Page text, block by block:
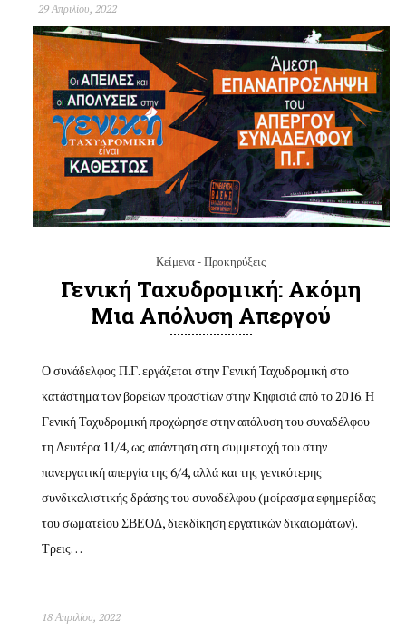
29 Απριλίου, 2022
Κείμενα - Προκηρύξεις
Γενική Ταχυδρομική: Ακόμη
Μια Απόλυση Απεργού
Ο συνάδελφος Π.Γ. εργάζεται στην Γενική Ταχυδρομική στο
κατάστημα των βορείων προαστίων στην Κηφισιά από το 2016. Η
Γενική Ταχυδρομική προχώρησε στην απόλυση του συναδέλφου
τη Δευτέρα 11/4, ως απάντηση στη συμμετοχή του στην
πανεργατική απεργία της 6/4, αλλά και της γενικότερης
συνδικαλιστικής δράσης του συναδέλφου (μοίρασμα εφημερίδας
του σωματείου ΣΒΕΟΔ, διεκδίκηση εργατικών δικαιωμάτων).
Τρεις…
18 Απριλίου, 2022